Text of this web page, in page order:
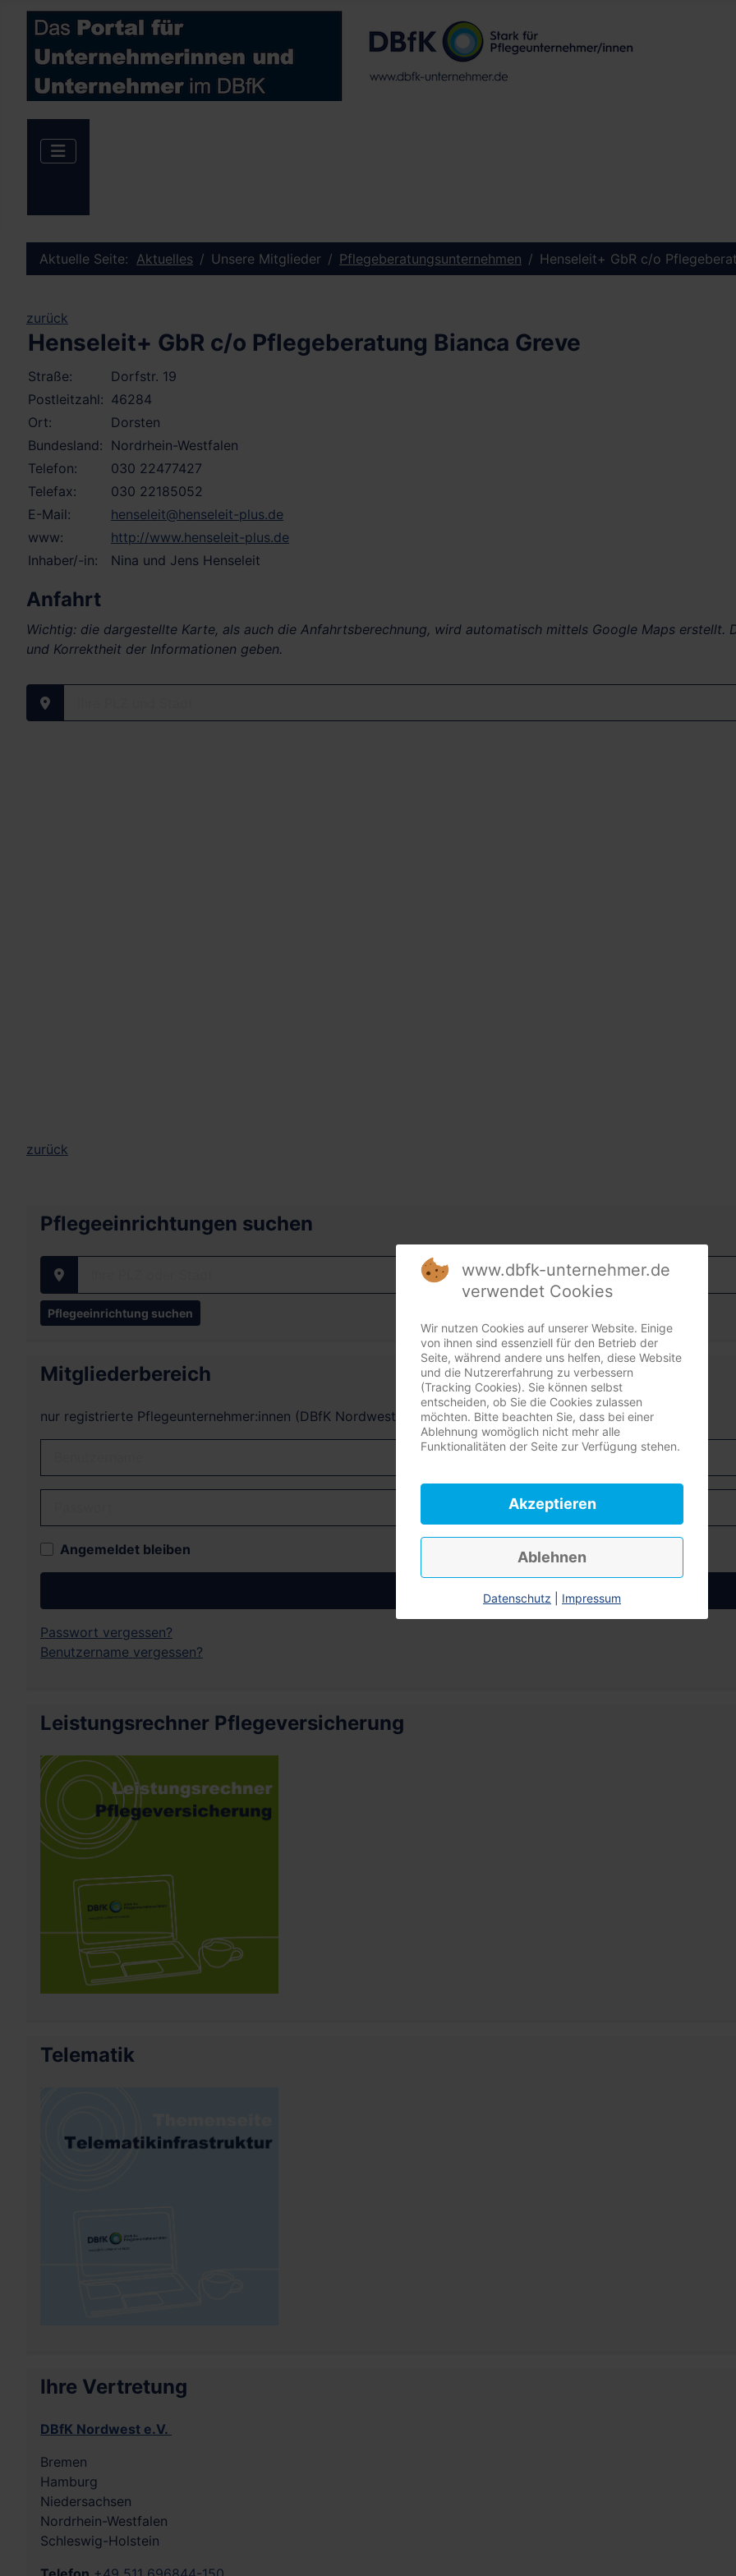
Aktuelle Seite: Aktuelles Unsere Mitglieder Pflegeberatungsunternehmen Henseleit+ GbR c/o
zurück
Henseleit+ GbR c/o Pflegeberatung Bianca Greve
Straße:
Dorfstr. 19
Postleitzahl: 46284
Ort:
Dorsten
Bundesland: Nordrhein-Westfalen
Telefon:
030 22477427
Telefax:
030 22185052
E-Mail:
henseleit@henseleit-plus.de
www:
http://www.henseleit-plus.de
Inhaber/-in:
Nina und Jens Henseleit
Anfahrt
Wichtig: die dargestellte Karte, als auch die Anfahrtsberechnung, wird automatisch mittels Google Maps erstellt.
und Korrektheit der Informationen geben.
Ihre PLZ und Stadt
zurück
Pflegeeinrichtungen suchen
Ihre PLZ oder Stadt
Mitgliederbereich
nur registrierte Pflegeunternehmer:innen (DBfK Nordwest + Südost)
Angemeldet bleiben
Anmelden
Passwort vergessen?
Benutzername vergessen?
Leistungsrechner Pflegeversicherung
Telematik
Ihre Vertretung
DBfK Nordwest e.V.
Bremen
Hamburg
Niedersachsen
Nordrhein-Westfalen
Schleswig-Holstein
www.dbfk-unternehmer.de
verwendet Cookies
Wir nutzen Cookies auf unserer Website. Einige
von ihnen sind essenziell für den Betrieb der
Seite, während andere uns helfen, diese Website
und die Nutzererfahrung zu verbessern
(Tracking Cookies). Sie können selbst
entscheiden, ob Sie die Cookies zulassen
möchten. Bitte beachten Sie, dass bei einer
Ablehnung womöglich nicht mehr alle
Funktionalitäten der Seite zur Verfügung stehen.
Akzeptieren
Ablehnen
Datenschutz Impressum